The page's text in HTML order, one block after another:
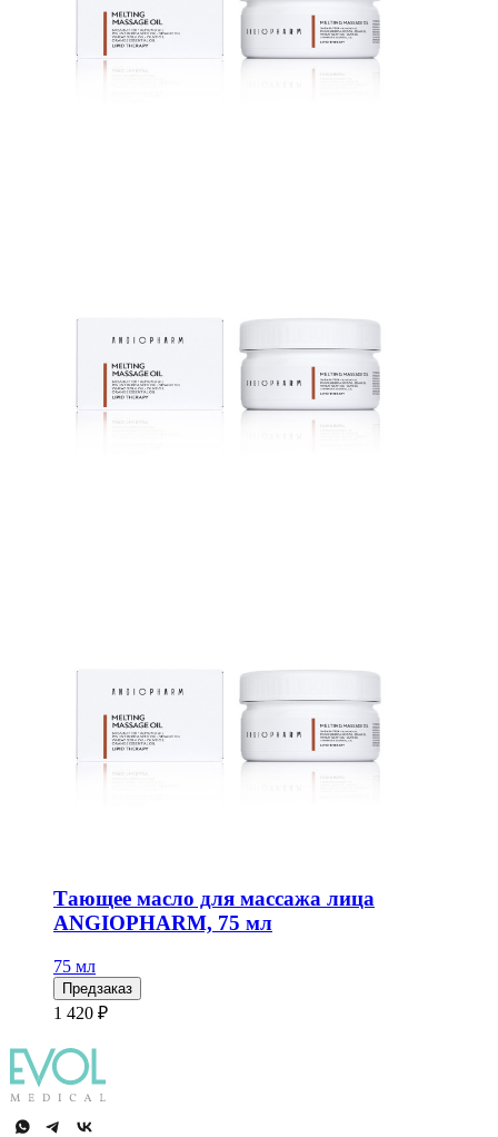
Тающее масло для массажа лица
ANGIOPHARM, 75 мл
75 мл
Предзаказ
1 420 ₽